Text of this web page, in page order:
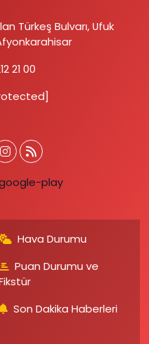
Türkeş Bulvarı, Ufuk
21 00
Hava Durumu
Puan Durumu ve
Son Dakika Haberleri